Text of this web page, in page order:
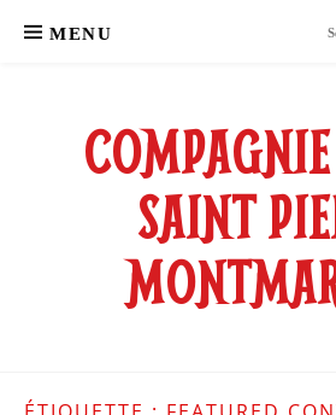
MENU
SAINT